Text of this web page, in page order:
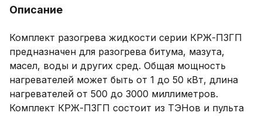
Описание
Комплект разогрева жидкости серии КРЖ-ПЗГП
предназначен для разогрева битума, мазута,
масел, воды и других сред. Общая мощность
нагревателей может быть от 1 до 50 кВт, длина
нагревателей от 500 до 3000 миллиметров.
Комплект КРЖ-ПЗГП состоит из ТЭНов и пульта